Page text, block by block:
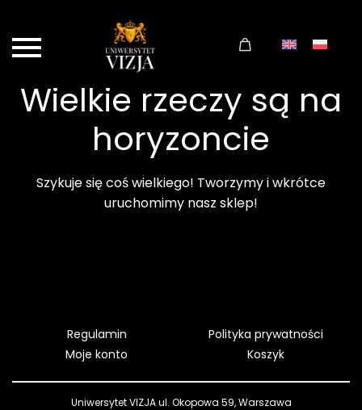
Wielkie rzeczy są na
horyzoncie
Szykuje się coś wielkiego! Tworzymy i wkrótce
uruchomimy nasz sklep!
Regulamin
Polityka prywatności
Moje konto
Koszyk
Uniwersytet VIZJA ul. Okopowa 59, Warszawa